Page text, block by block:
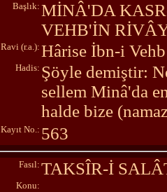
Başlık: MİNÂ'DA
VEHB'İN
Ravi (r.a.): Hârise İbn-i Vehb
Hadis: Şöyle demiştir:
sellem Minâ'da
halde bize
Kayıt No.: 563
Fasıl: TAKSÎR-İ
Konu: